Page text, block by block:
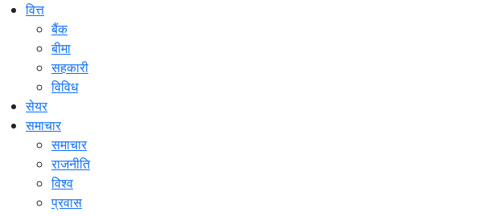
वित्त
बैंक
बीमा
सहकारी
विविध
सेयर
समाचार
समाचार
राजनीति
विश्व
प्रवास